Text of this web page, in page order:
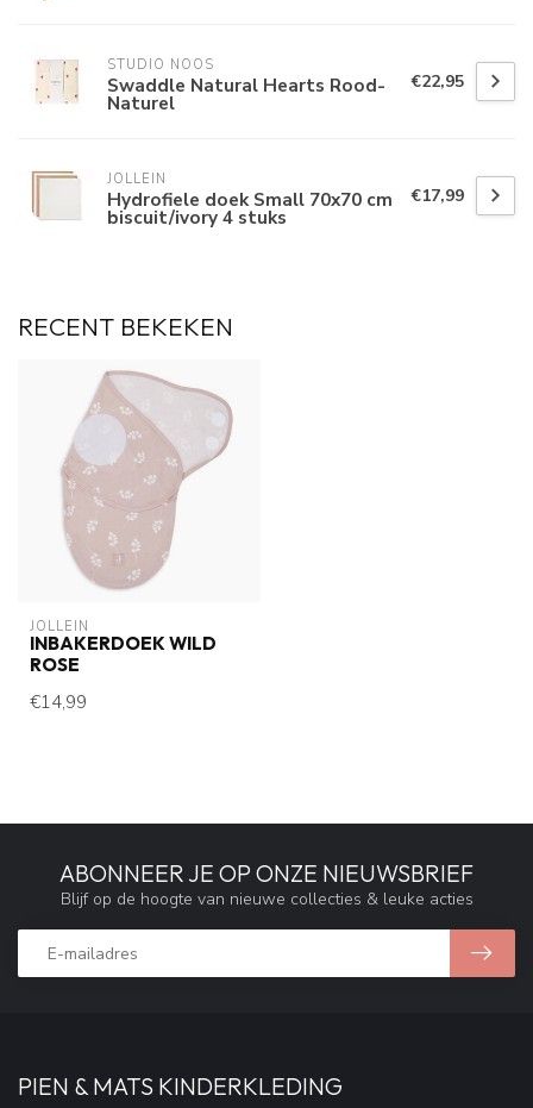
STUDIO NOOS
Swaddle Natural Hearts Rood-
Naturel
€22,95
JOLLEIN
Hydrofiele doek Small 70x70 cm
biscuit/ivory 4 stuks
€17,99
RECENT BEKEKEN
JOLLEIN
INBAKERDOEK WILD
ROSE
€14,99
ABONNEER JE OP ONZE NIEUWSBRIEF
Blijf op de hoogte van nieuwe collecties & leuke acties
PIEN & MATS KINDERKLEDING